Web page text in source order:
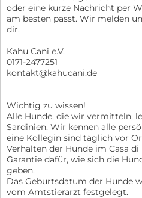
oder eine kurze Nachricht per
am besten passt. Wir melden
dir.
Kahu Cani e.V.
0171-2477251
kontakt@kahucani.de
Wichtig zu wissen!
Alle Hunde, die wir vermitteln,
Sardinien. Wir kennen alle
eine Kollegin sind täglich vor
Verhalten der Hunde im Casa
Garantie dafür, wie sich die
geben.
Das Geburtsdatum der Hunde
vom Amtstierarzt festgelegt.